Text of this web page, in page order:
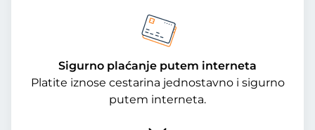
Sigurno plaćanje putem interneta
Platite iznose cestarina jednostavno i sigurno
putem interneta.